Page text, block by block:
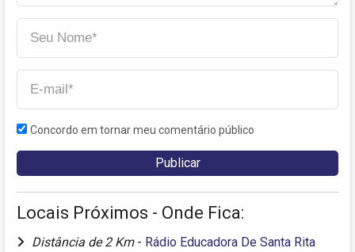
Concordo em tornar meu comentário público
Locais Próximos - Onde Fica:
Distância de 2 Km - Rádio Educadora De Santa Rita